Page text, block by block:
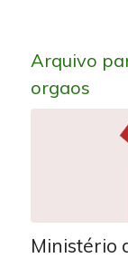
Arquivo
orgaos
Ministério